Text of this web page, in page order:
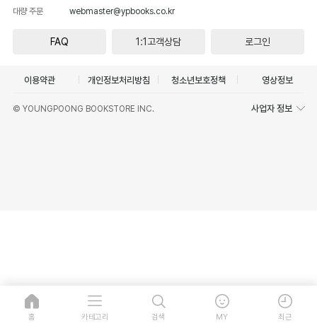
대량 주문
webmaster@ypbooks.co.kr
FAQ 1:1고객상담 로그인
이용약관 개인정보처리방침 청소년보호정책 영상정보
© YOUNGPOONG BOOKSTORE INC. 사업자 정보
홈 카테고리 검색 MY 최근